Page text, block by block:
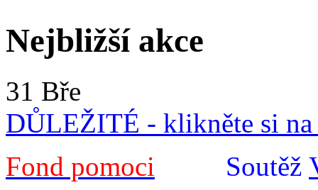
Nejbližší akce
31 Bře
DŮLEŽITÉ - klikněte si na
Fond pomoci
Soutěž